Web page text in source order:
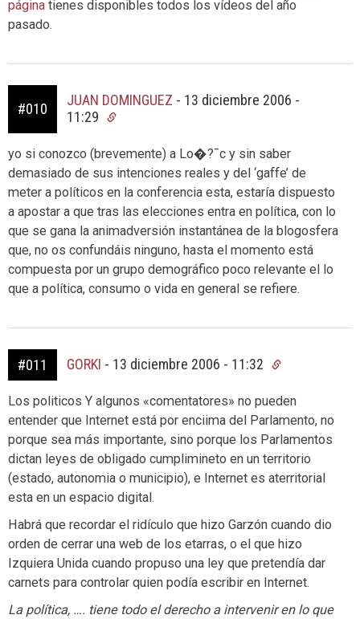
página tienes disponibles todos los vídeos del año
pasado.
#010
JUAN DOMINGUEZ - 13 diciembre 2006 -
11:29
yo si conozco (brevemente) a Lo�?¯c y sin saber
demasiado de sus intenciones reales y del ‘gaffe’ de
meter a políticos en la conferencia esta, estaría dispuesto
a apostar a que tras las elecciones entra en política, con lo
que se gana la animadversión instantánea de la blogosfera
que, no os confundáis ninguno, hasta el momento está
compuesta por un grupo demográfico poco relevante el lo
que a política, consumo o vida en general se refiere.
#011 GORKI - 13 diciembre 2006 - 11:32
Los politicos Y algunos «comentatores» no pueden
entender que Internet está por enciima del Parlamento, no
porque sea más importante, sino porque los Parlamentos
dictan leyes de obligado cumplimineto en un territorio
(estado, autonomia o municipio), e Internet es aterritorial
esta en un espacio digital.
Habrá que recordar el ridículo que hizo Garzón cuando dio
orden de cerrar una web de los etarras, o el que hizo
Izquiera Unida cuando propuso una ley que pretendía dar
carnets para controlar quien podía escribir en Internet.
La política, …. tiene todo el derecho a intervenir en lo que